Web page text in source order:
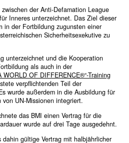
der Anti-Defamation League
Inneres unterzeichnet. Das Ziel dieser
in der Fortbildung zugunsten einer
Sicherheitsexekutive zu
unterzeichnet und die Kooperation
als auch in der
WORLD OF DIFFERENCE®“-Training
verpflichtenden Teil der
wurde außerdem in die Ausbildung für
UN-Missionen integriert.
das BMI einen Vertrag für die
wurde auf drei Tage ausgedehnt.
gültige Vertrag mit halbjährlicher